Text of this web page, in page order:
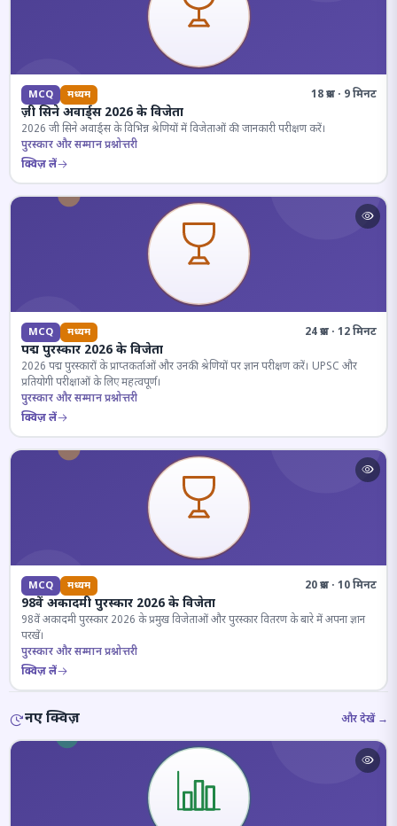
MCQ मध्यम 18 प्रश्न · 9 मिनट
ज़ी सिने अवार्ड्स 2026 के विजेता
2026 जी सिने अवार्ड्स के विभिन्न श्रेणियों में विजेताओं की जानकारी परीक्षण करें।
पुरस्कार और सम्मान प्रश्नोत्तरी
क्विज़ लें
MCQ मध्यम 24 प्रश्न · 12 मिनट
पद्म पुरस्कार 2026 के विजेता
2026 पद्म पुरस्कारों के प्राप्तकर्ताओं और उनकी श्रेणियों पर ज्ञान परीक्षण करें। UPSC और
प्रतियोगी परीक्षाओं के लिए महत्वपूर्ण।
पुरस्कार और सम्मान प्रश्नोत्तरी
क्विज़ लें
MCQ मध्यम 20 प्रश्न · 10 मिनट
98वें अकादमी पुरस्कार 2026 के विजेता
98वें अकादमी पुरस्कार 2026 के प्रमुख विजेताओं और पुरस्कार वितरण के बारे में अपना ज्ञान
परखें।
पुरस्कार और सम्मान प्रश्नोत्तरी
क्विज़ लें
नए क्विज़ और देखें →